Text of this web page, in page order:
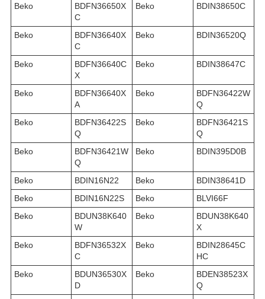
Beko
BDFN36650X
C
Beko BDIN38650C
Beko
BDFN36640X
C
Beko BDIN36520Q
Beko
BDFN36640C
X
Beko BDIN38647C
Beko
BDFN36640X
A
Beko
BDFN36422W
Q
Beko
BDFN36422S
Q
Beko
BDFN36421S
Q
Beko
BDFN36421W
Q
Beko BDIN395D0B
Beko BDIN16N22 Beko
BDIN38641D
Beko
BDIN16N22S Beko
BLVI66F
Beko
BDUN38K640
W
Beko
BDUN38K640
X
Beko
BDFN36532X
C
Beko
BDIN28645C
HC
Beko
BDUN36530X
D
Beko
BDEN38523X
Q